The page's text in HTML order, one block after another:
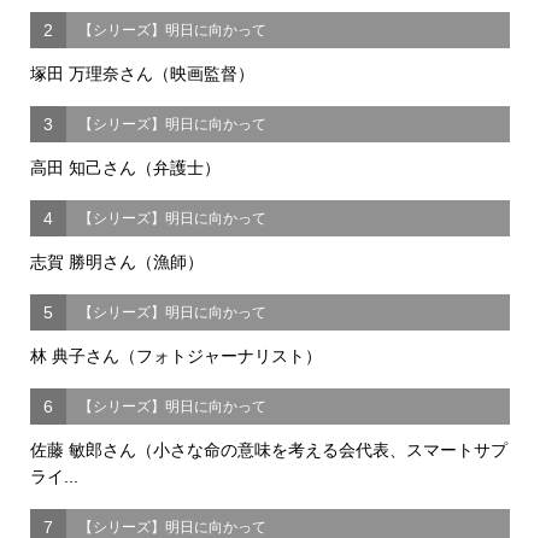
2 【シリーズ】明日に向かって
塚田 万理奈さん（映画監督）
3 【シリーズ】明日に向かって
高田 知己さん（弁護士）
4 【シリーズ】明日に向かって
志賀 勝明さん（漁師）
5 【シリーズ】明日に向かって
林 典子さん（フォトジャーナリスト）
6 【シリーズ】明日に向かって
佐藤 敏郎さん（小さな命の意味を考える会代表、スマートサプ
ライ...
7 【シリーズ】明日に向かって